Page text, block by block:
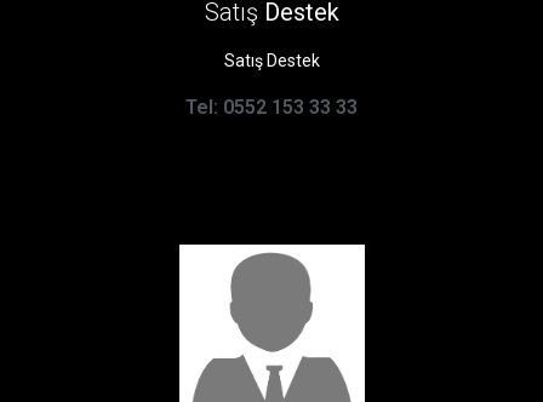
Satış Destek
Satış Destek
Tel: 0552 153 33 33